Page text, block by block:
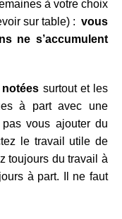
à votre choix
sur table) : vous
ne s’accumulent
surtout et les
à part avec une
vous ajouter du
le travail utile de
toujours du travail à
à part. Il ne faut